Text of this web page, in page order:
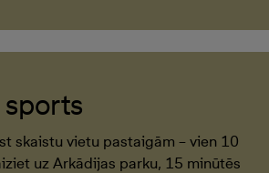
skaistu vietu pastaigām – vien 10
uz Arkādijas parku, 15 minūtēs